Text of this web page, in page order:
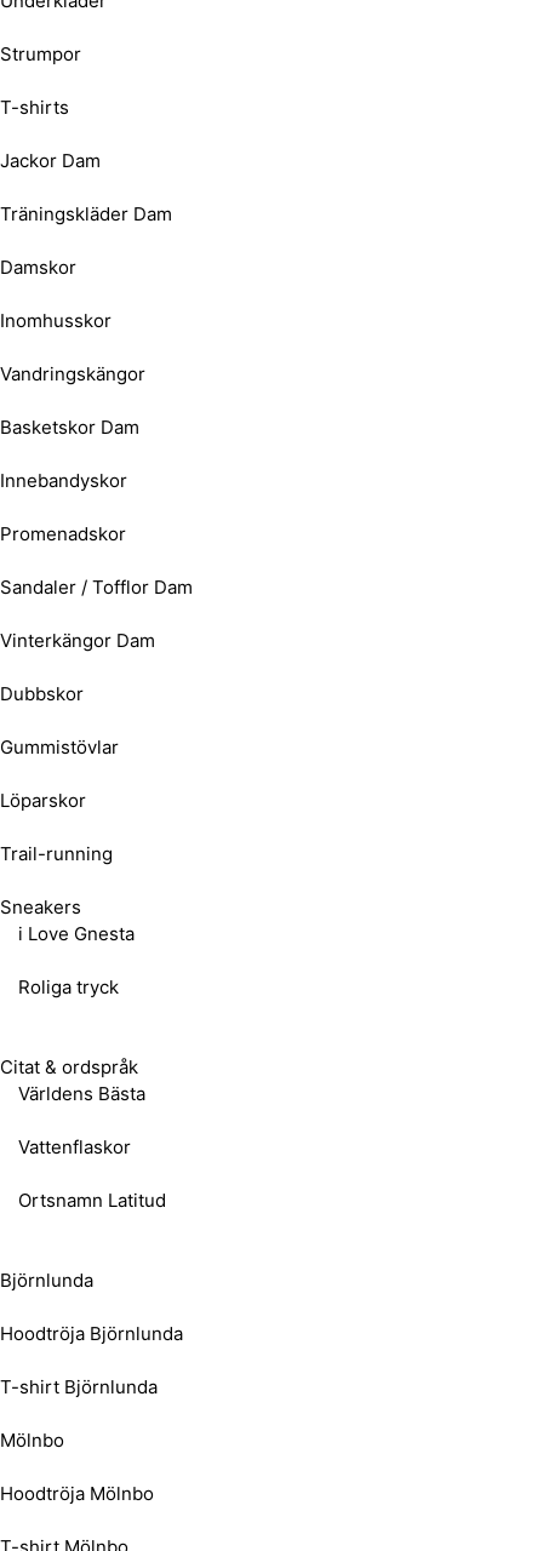
Strumpor
T-shirts
Jackor Dam
Träningskläder Dam
Damskor
Inomhusskor
Vandringskängor
Basketskor Dam
Innebandyskor
Promenadskor
Sandaler / Tofflor Dam
Vinterkängor Dam
Dubbskor
Gummistövlar
Löparskor
Trail-running
Sneakers
i Love Gnesta
Roliga tryck
Citat & ordspråk
Världens Bästa
Vattenflaskor
Ortsnamn Latitud
Björnlunda
Hoodtröja Björnlunda
T-shirt Björnlunda
Mölnbo
Hoodtröja Mölnbo